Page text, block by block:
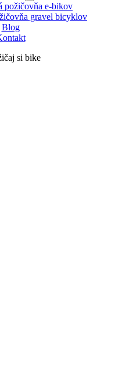
požičovňa e-bikov
gravel bicyklov
Blog
si bike